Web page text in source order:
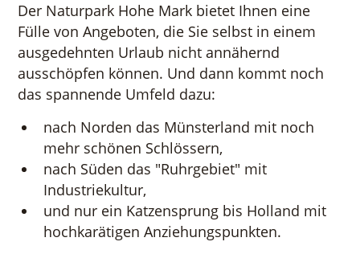
Der Naturpark Hohe Mark bietet Ihnen eine
Fülle von Angeboten, die Sie selbst in einem
ausgedehnten Urlaub nicht annähernd
ausschöpfen können. Und dann kommt noch
das spannende Umfeld dazu:
nach Norden das Münsterland mit noch
mehr schönen Schlössern,
nach Süden das "Ruhrgebiet" mit
Industriekultur,
und nur ein Katzensprung bis Holland mit
hochkarätigen Anziehungspunkten.